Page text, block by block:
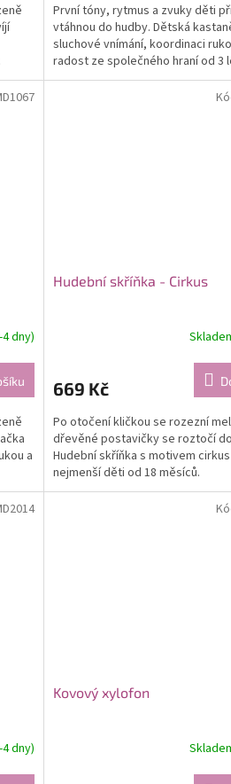
První tóny, rytmus a zvuky děti
vtáhnou do hudby. Dětská
sluchové vnímání, koordinaci
radost ze společného hraní od 3
dny)
a
Hudební skříňka - Cirkus
669 Kč
Po otočení kličkou se rozezní
dřevěné postavičky se roztočí
Hudební skříňka s motivem
nejmenší děti od 18 měsíců.
dny)
Kovový xylofon